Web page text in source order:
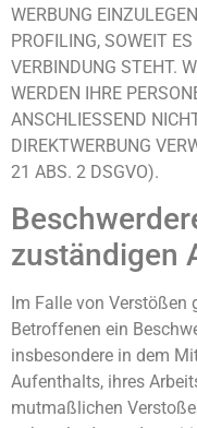
WERBUNG
PROFILING, SOWEIT
VERBINDUNG STEHT.
WERDEN IHRE
ANSCHLIESSEND
DIREKTWERBUNG
21 ABS. 2 DSGVO).
zuständigen
Im Falle von Verstößen
Betroffenen ein
insbesondere in dem
Aufenthalts, ihres
mutmaßlichen